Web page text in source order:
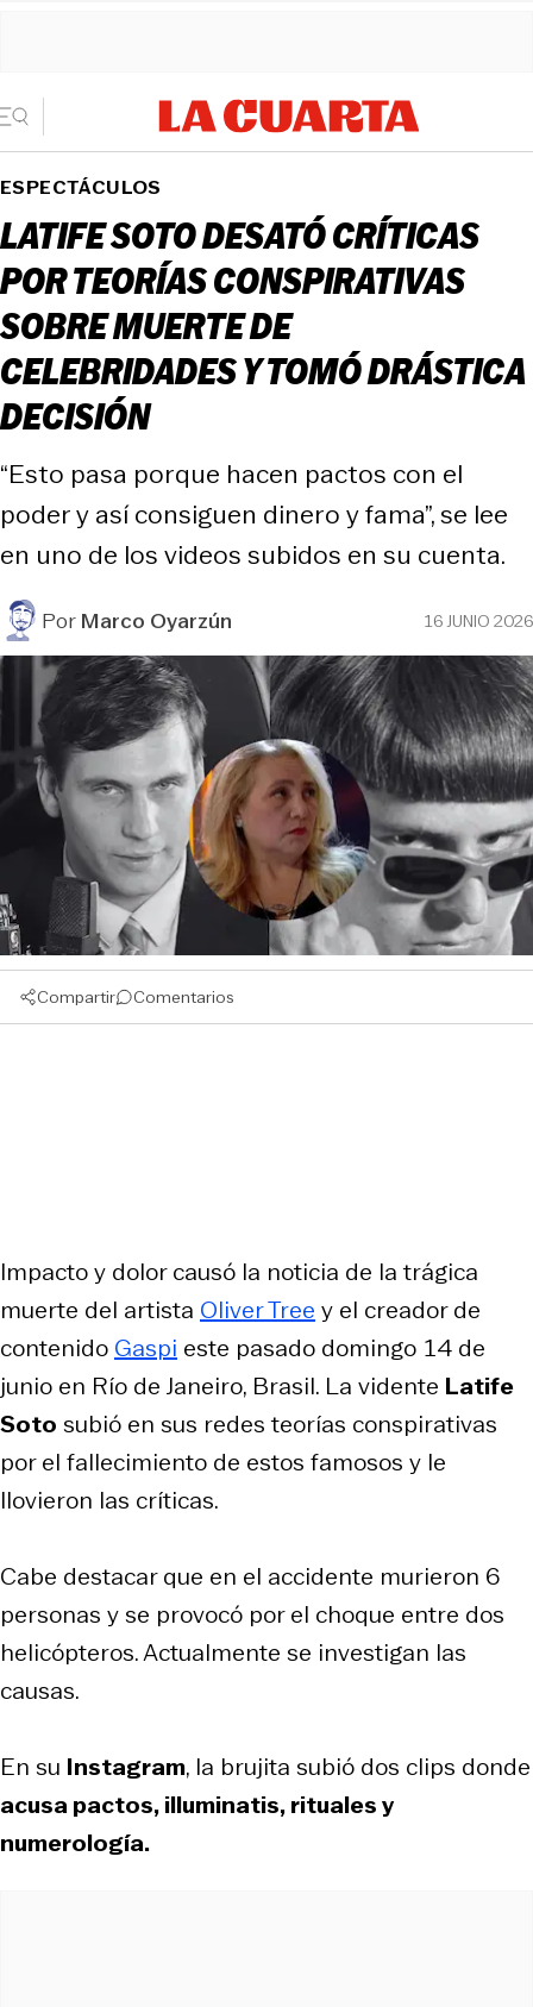
ESPECTÁCULOS
LATIFE SOTO DESATÓ CRÍTICAS
POR TEORÍAS CONSPIRATIVAS
SOBRE MUERTE DE
CELEBRIDADES Y TOMÓ DRÁSTICA
DECISIÓN
“Esto pasa porque hacen pactos con el
poder y así consiguen dinero y fama”, se lee
en uno de los videos subidos en su cuenta.
PorMarco Oyarzún 16 JUNIO 2026
Compartir Comentarios
Impacto y dolor causó la noticia de la trágica
muerte del artista Oliver Tree y el creador de
contenido Gaspi este pasado domingo 14 de
junio en Río de Janeiro, Brasil. La vidente Latife
Soto subió en sus redes teorías conspirativas
por el fallecimiento de estos famosos y le
llovieron las críticas.
Cabe destacar que en el accidente murieron 6
personas y se provocó por el choque entre dos
helicópteros. Actualmente se investigan las
causas.
En su Instagram, la brujita subió dos clips donde
acusa pactos, illuminatis, rituales y
numerología.